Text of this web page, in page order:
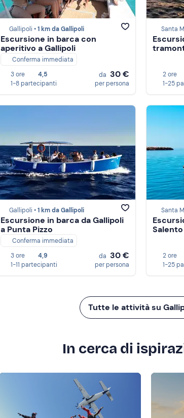
Gallipoli •1 km da Gallipoli
Escursione in barca con
aperitivo a Gallipoli
Conferma immediata
3 ore
4,5
1-8 partecipanti
da 30 €
per persona
Santa
2 ore
1-25
Gallipoli •1 km da Gallipoli
Escursione in barca da Gallipoli
a Punta Pizzo
Conferma immediata
3 ore
4,9
1-11 partecipanti
da 30 €
per persona
Santa
Salento
2 ore
1-25
Tutte le attività su
In cerca di